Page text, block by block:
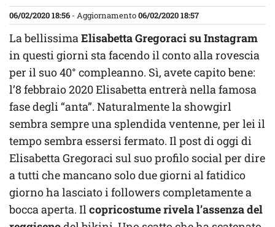
06/02/2020 18:56 - Aggiornamento06/02/2020 18:57
La bellissimaElisabetta Gregoraci su Instagram
in questi giorni sta facendo il conto alla rovescia
per il suo 40° compleanno. Sì, avete capito bene:
l’8 febbraio 2020 Elisabetta entrerà nella famosa
fase degli “anta”. Naturalmente la showgirl
sembra sempre una splendida ventenne, per lei il
tempo sembra essersi fermato. Il post di oggi di
Elisabetta Gregoraci sul suo profilo social per dire
a tutti che mancano solo due giorni al fatidico
giorno ha lasciato i followers completamente a
bocca aperta. Ilcopricostume rivela l’assenza del